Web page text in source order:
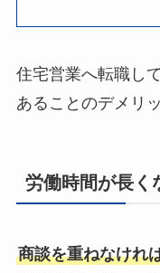
住宅営業へ転職し
あることのデメリ
労働時間が長く
商談を重ねなけれ